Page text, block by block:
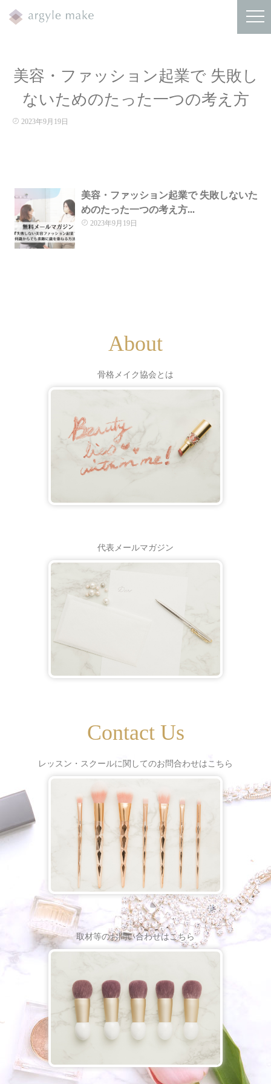
美容・ファッション起業で 失敗し
ないためのたった一つの考え方
2023年9月19日
美容・ファッション起業で 失敗しないた
めのたった一つの考え方...
2023年9月19日
About
骨格メイク協会とは
代表メールマガジン
Contact Us
レッスン・スクールに関してのお問合わせはこちら
取材等のお問い合わせはこちら